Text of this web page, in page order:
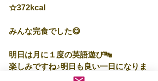
☆372kcal
みんな完食でした😋
明日は月に１度の英語遊び🔤
楽しみですね♪明日も良い一日になりま